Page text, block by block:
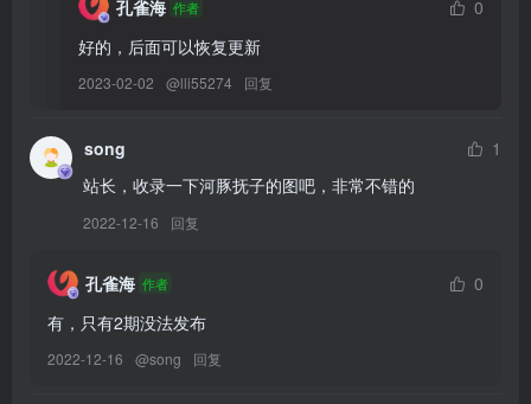
[YITUYU艺图语]2026.01.27 秒速五厘米 小庞[24P／116MB]
[YITUYU艺图语]2026.01.27 猫猫的心事[50P／465MB]
[YITUYU艺图语]2026.01.27 梦核少女 秋分[22P／206MB]
[YITUYU艺图语]2026.01.27 半日橘光 小熊草莓果酱牛奶[19P／
97MB]
[YITUYU艺图语]2026.01.26 夏日和海滩和我们炙热的青春[49P／
62MB]
孔雀海 作者
0
好的，后面可以恢复更新
2023-02-02 @lli55274 回复
song
1
站长，收录一下河豚抚子的图吧，非常不错的
2022-12-16 回复
孔雀海 作者
0
有，只有2期没法发布
2022-12-16 @song 回复